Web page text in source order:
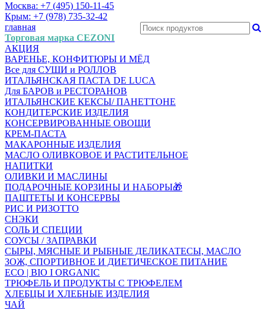
Москва: +7 (495) 150-11-45
Крым: +7 (978) 735-32-42
главная
Торговая марка CEZONI
АКЦИЯ
ВАРЕНЬЕ, КОНФИТЮРЫ И МЁД
Все для СУШИ и РОЛЛОВ
ИТАЛЬЯНСКАЯ ПАСТА DE LUCA
Для БАРОВ и РЕСТОРАНОВ
ИТАЛЬЯНСКИЕ КЕКСЫ/ ПАНЕТТОНЕ
КОНДИТЕРСКИЕ ИЗДЕЛИЯ
КОНСЕРВИРОВАННЫЕ ОВОЩИ
КРЕМ-ПАСТА
МАКАРОННЫЕ ИЗДЕЛИЯ
МАСЛО ОЛИВКОВОЕ И РАСТИТЕЛЬНОЕ
НАПИТКИ
ОЛИВКИ И МАСЛИНЫ
ПОДАРОЧНЫЕ КОРЗИНЫ И НАБОРЫ🎁
ПАШТЕТЫ И КОНСЕРВЫ
РИС И РИЗОТТО
СНЭКИ
СОЛЬ И СПЕЦИИ
СОУСЫ / ЗАПРАВКИ
СЫРЫ, МЯСНЫЕ И РЫБНЫЕ ДЕЛИКАТЕСЫ, МАСЛО
ЗОЖ, СПОРТИВНОЕ И ДИЕТИЧЕСКОЕ ПИТАНИЕ
ECO | BIO I ORGANIC
ТРЮФЕЛЬ И ПРОДУКТЫ С ТРЮФЕЛЕМ
ХЛЕБЦЫ И ХЛЕБНЫЕ ИЗДЕЛИЯ
ЧАЙ